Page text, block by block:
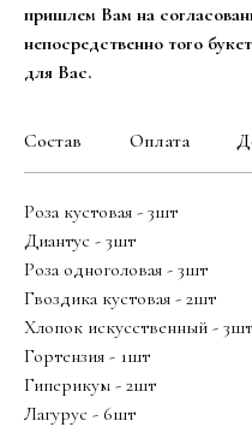
пришлем Вам на
непосредственно того
для Вас.
Состав Оплата
Роза кустовая - 3шт
Диантус - 3шт
Роза одноголовая - 3шт
Гвоздика кустовая - 2шт
Хлопок искусственный - 3шт
Гортензия - 1шт
Гиперикум - 2шт
Лагурус - 6шт